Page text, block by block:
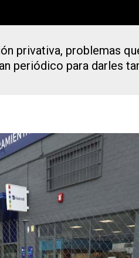
privativa, problemas
periódico para darles